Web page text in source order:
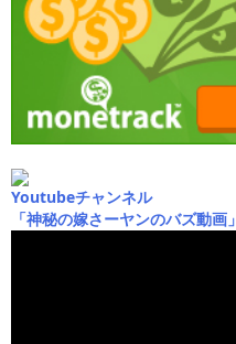
Youtubeチャンネル
「神秘の嫁さーヤンのバズ動画」